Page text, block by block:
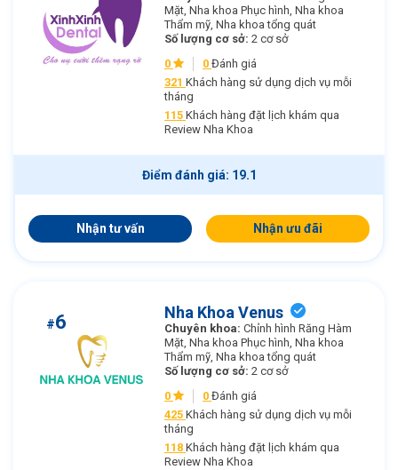
Mặt, Nha khoa Phục hình, Nha khoa
Thẩm mỹ, Nha khoa tổng quát
Số lượng cơ sở: 2 cơ sở
0
0 Đánh giá
321 Khách hàng sử dụng dịch vụ mỗi
tháng
115 Khách hàng đặt lịch khám qua
Review Nha Khoa
Điểm đánh giá: 19.1
Nhận tư vấn Nhận ưu đãi
#6 Nha Khoa Venus
Chuyên khoa: Chỉnh hình Răng Hàm
Mặt, Nha khoa Phục hình, Nha khoa
Thẩm mỹ, Nha khoa tổng quát
Số lượng cơ sở: 2 cơ sở
0
0 Đánh giá
425 Khách hàng sử dụng dịch vụ mỗi
tháng
118 Khách hàng đặt lịch khám qua
Review Nha Khoa